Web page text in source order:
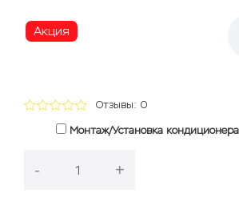
Акция
Отзывы: 0
Монтаж/Установка кондиционера
- +